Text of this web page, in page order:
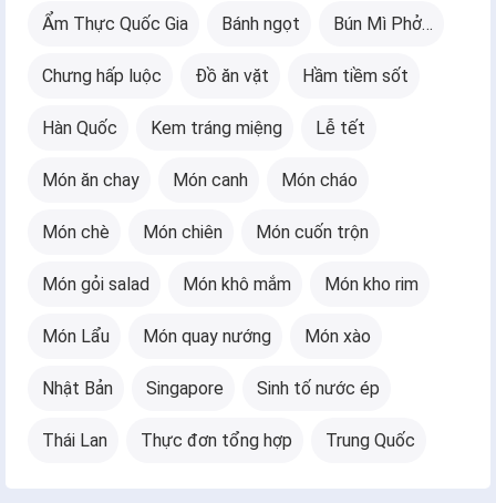
Ẩm Thực Quốc Gia Bánh ngọt Bún Mì Phở…
Chưng hấp luộc Đồ ăn vặt Hầm tiềm sốt
Hàn Quốc Kem tráng miệng Lễ tết
Món ăn chay Món canh Món cháo
Món chè Món chiên Món cuốn trộn
Món gỏi salad Món khô mắm Món kho rim
Món Lẩu Món quay nướng Món xào
Nhật Bản Singapore Sinh tố nước ép
Thái Lan Thực đơn tổng hợp Trung Quốc